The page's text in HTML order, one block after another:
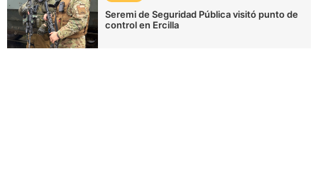
Seremi de Seguridad Pública visitó punto de
control en Ercilla